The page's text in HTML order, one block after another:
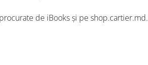
de iBooks și pe shop.cartier.md.